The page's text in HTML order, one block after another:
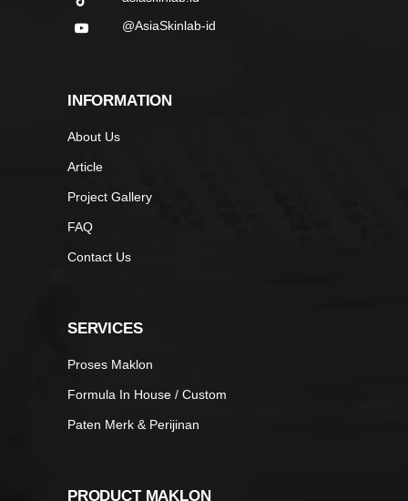
@AsiaSkinlab-id
INFORMATION
About Us
Article
Project Gallery
FAQ
Contact Us
SERVICES
Proses Maklon
Formula In House / Custom
Paten Merk & Perijinan
PRODUCT MAKLON